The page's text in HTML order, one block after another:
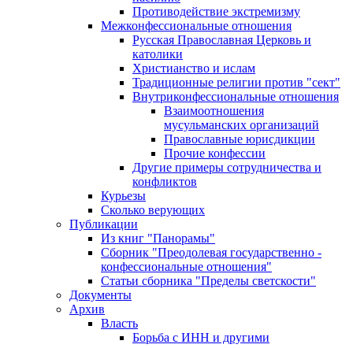
Противодействие экстремизму
Межконфессиональные отношения
Русская Православная Церковь и
католики
Христианство и ислам
Традиционные религии против "сект"
Внутриконфессиональные отношения
Взаимоотношения
мусульманских организаций
Православные юрисдикции
Прочие конфессии
Другие примеры сотрудничества и
конфликтов
Курьезы
Сколько верующих
Публикации
Из книг "Панорамы"
Сборник "Преодолевая государственно -
конфессиональные отношения"
Статьи сборника "Пределы светскости"
Документы
Архив
Власть
Борьба с ИНН и другими